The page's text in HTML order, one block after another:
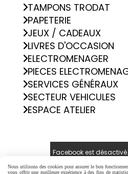
TAMPONS TRODAT
PAPETERIE
JEUX / CADEAUX
LIVRES D'OCCASION
ELECTROMENAGER
PIECES
SERVICES GÉNÉRAUX
SECTEUR VEHICULES
ESPACE ATELIER
Facebook est désactivé.
Nous utilisons des cookies pour assurer le bon
vous offrir une meilleure expérience à des fins de